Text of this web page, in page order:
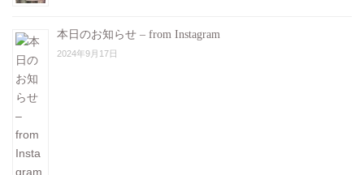
本日のお知らせ – from Instagram
2024年9月17日